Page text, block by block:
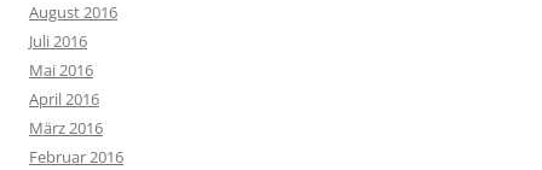
August 2016
Juli 2016
Mai 2016
April 2016
März 2016
Februar 2016